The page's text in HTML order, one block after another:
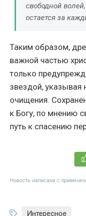
свободной
остается за
Таким образом,
важной частью
только
звездой, указывая
очищения.
к Богу, по мнению
путь к спасению
Новость написана с
Интересное